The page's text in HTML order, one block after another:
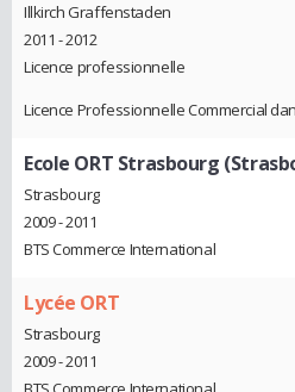
Illkirch Graffenstaden
2011 - 2012
Licence professionnelle
Licence Professionnelle Commercial
Ecole ORT Strasbourg
Strasbourg
2009 - 2011
BTS Commerce International
Lycée ORT
Strasbourg
2009 - 2011